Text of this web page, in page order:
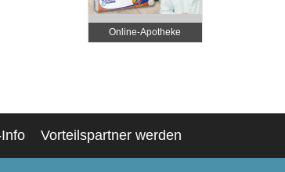
Online‑Apotheke
Vorteilspartner werden